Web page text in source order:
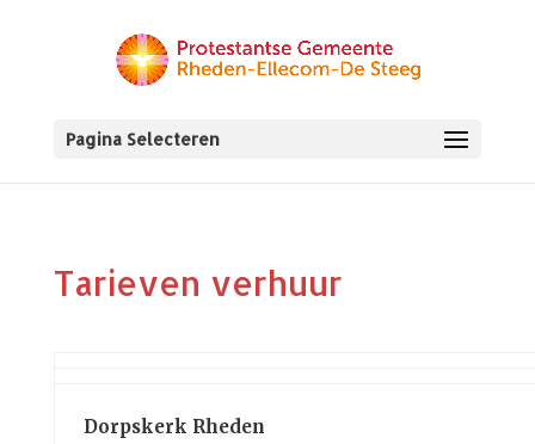
Pagina Selecteren
Tarieven verhuur
Dorpskerk Rheden